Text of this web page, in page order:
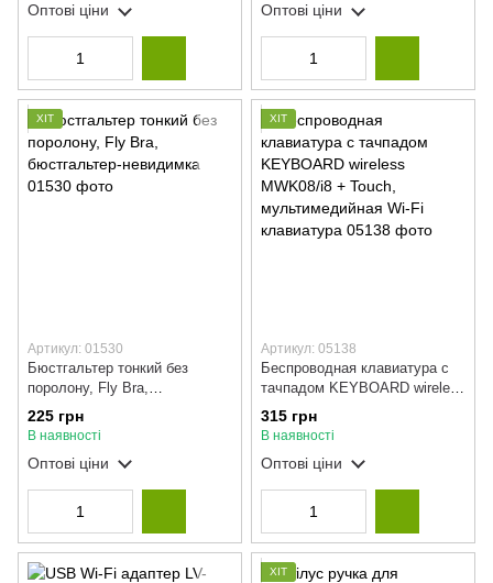
Оптові ціни Оптові ціни
ХІТ
Артикул: 01530
Бюстгальтер тонкий без
поролону, Fly Bra,
бюстгальтер-невидимка
225 грн
В наявності
Оптові ціни
ХІТ
Артикул: 05138
Беспроводная клавиатура с
тачпадом KEYBOARD wireless
MWK08/i8 + Touch,
мультимедийная Wi-Fi
315 грн
В наявності
Оптові ціни
ХІТ